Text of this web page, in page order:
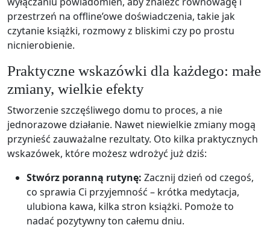
przestrzeń na offline’owe doświadczenia, takie jak
czytanie książki, rozmowy z bliskimi czy po prostu
nicnierobienie.
Praktyczne wskazówki dla każdego: małe
zmiany, wielkie efekty
Stworzenie szczęśliwego domu to proces, a nie
jednorazowe działanie. Nawet niewielkie zmiany mogą
przynieść zauważalne rezultaty. Oto kilka praktycznych
wskazówek, które możesz wdrożyć już dziś:
Stwórz poranną rutynę: Zacznij dzień od czegoś,
co sprawia Ci przyjemność – krótka medytacja,
ulubiona kawa, kilka stron książki. Pomoże to
nadać pozytywny ton całemu dniu.